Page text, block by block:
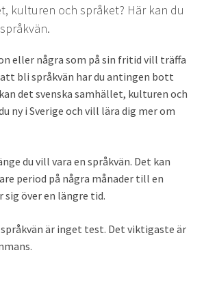
kulturen och språket? Här kan du
eller några som på sin fritid vill träffa
bli språkvän har du antingen bott
det svenska samhället, kulturen och
ny i Sverige och vill lära dig mer om
du vill vara en språkvän. Det kan
period på några månader till en
sig över en längre tid.
är inget test. Det viktigaste är